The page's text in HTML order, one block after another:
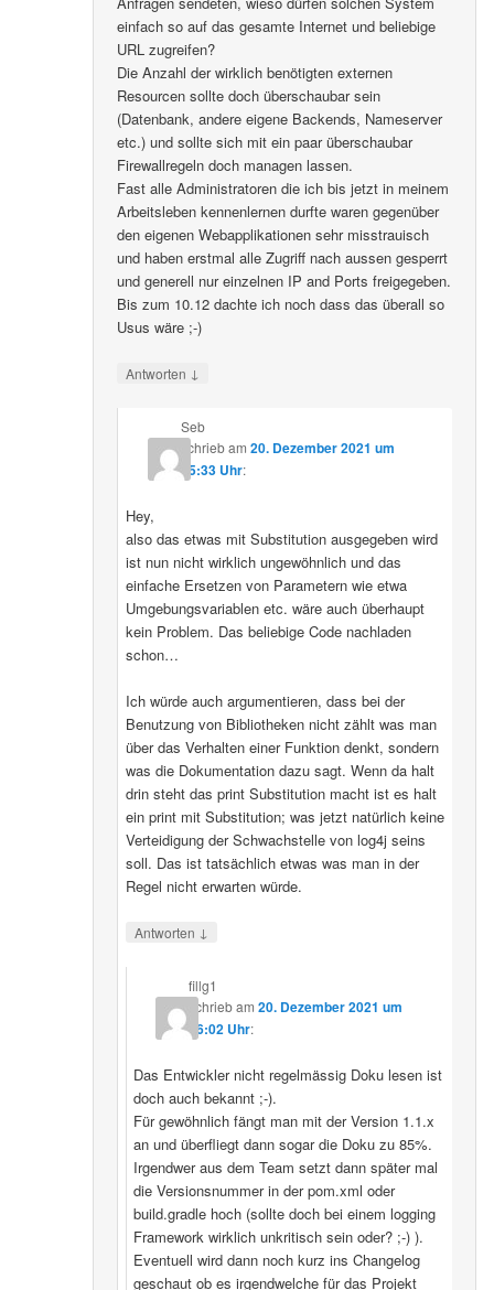
einfach so auf das gesamte Internet und beliebige
URL zugreifen?
Die Anzahl der wirklich benötigten externen
Resourcen sollte doch überschaubar sein
(Datenbank, andere eigene Backends, Nameserver
etc.) und sollte sich mit ein paar überschaubar
Firewallregeln doch managen lassen.
Fast alle Administratoren die ich bis jetzt in meinem
Arbeitsleben kennenlernen durfte waren gegenüber
den eigenen Webapplikationen sehr misstrauisch
und haben erstmal alle Zugriff nach aussen gesperrt
und generell nur einzelnen IP and Ports freigegeben.
Bis zum 10.12 dachte ich noch dass das überall so
Usus wäre ;-)
Antworten ↓
Seb
schriebam 20. Dezember 2021 um
15:33 Uhr:
Hey,
also das etwas mit Substitution ausgegeben wird
ist nun nicht wirklich ungewöhnlich und das
einfache Ersetzen von Parametern wie etwa
Umgebungsvariablen etc. wäre auch überhaupt
kein Problem. Das beliebige Code nachladen
schon…
Ich würde auch argumentieren, dass bei der
Benutzung von Bibliotheken nicht zählt was man
über das Verhalten einer Funktion denkt, sondern
was die Dokumentation dazu sagt. Wenn da halt
drin steht das print Substitution macht ist es halt
ein print mit Substitution; was jetzt natürlich keine
Verteidigung der Schwachstelle von log4j seins
soll. Das ist tatsächlich etwas was man in der
Regel nicht erwarten würde.
Antworten ↓
fillg1
schriebam20. Dezember 2021 um
16:02 Uhr:
Das Entwickler nicht regelmässig Doku lesen ist
doch auch bekannt ;-).
Für gewöhnlich fängt man mit der Version 1.1.x
an und überfliegt dann sogar die Doku zu 85%.
Irgendwer aus dem Team setzt dann später mal
die Versionsnummer in der pom.xml oder
build.gradle hoch (sollte doch bei einem logging
Framework wirklich unkritisch sein oder? ;-) ).
Eventuell wird dann noch kurz ins Changelog
geschaut ob es irgendwelche für das Projekt